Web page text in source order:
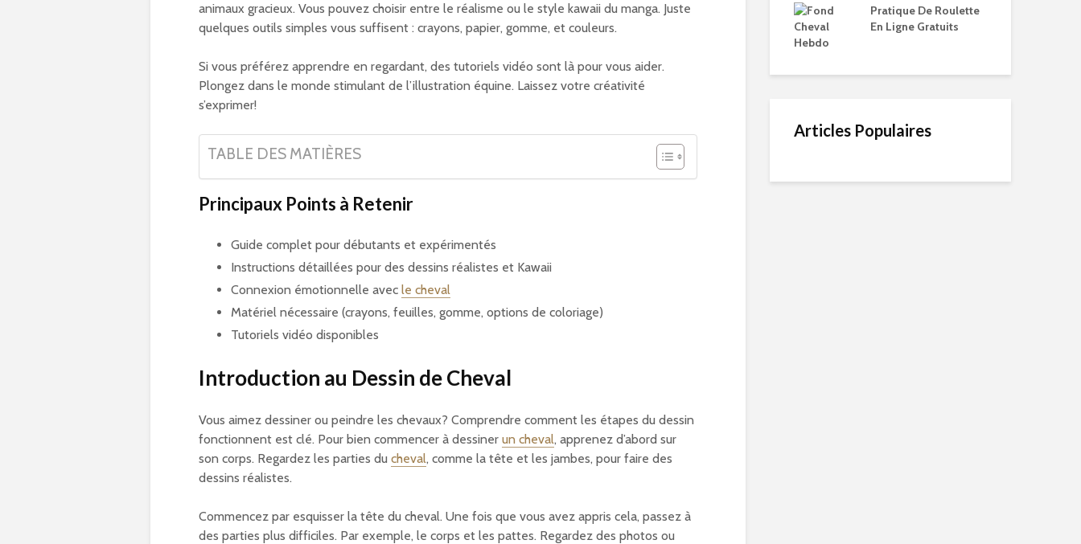
animaux gracieux. Vous pouvez choisir entre le réalisme ou le style kawaii du manga. Juste
quelques outils simples vous suffisent : crayons, papier, gomme, et couleurs.
Si vous préférez apprendre en regardant, des tutoriels vidéo sont là pour vous aider.
Plongez dans le monde stimulant de l’illustration équine. Laissez votre créativité
s’exprimer!
TABLE DES MATIÈRES
Principaux Points à Retenir
Guide complet pour débutants et expérimentés
Instructions détaillées pour des dessins réalistes et Kawaii
Connexion émotionnelle avec le cheval
Matériel nécessaire (crayons, feuilles, gomme, options de coloriage)
Tutoriels vidéo disponibles
Introduction au Dessin de Cheval
Vous aimez dessiner ou peindre les chevaux? Comprendre comment les étapes du dessin
fonctionnent est clé. Pour bien commencer à dessiner un cheval, apprenez d’abord sur
son corps. Regardez les parties du cheval, comme la tête et les jambes, pour faire des
dessins réalistes.
Commencez par esquisser la tête du cheval. Une fois que vous avez appris cela, passez à
des parties plus difficiles. Par exemple, le corps et les pattes. Regardez des photos ou
Pratique De Roulette
En Ligne Gratuits
Articles Populaires